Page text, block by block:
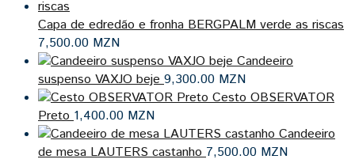
Capa de edredão e fronha BERGPALM verde as riscas
7,500.00 MZN
Candeeiro
suspenso VAXJO beje 9,300.00 MZN
Cesto OBSERVATOR
Preto 1,400.00 MZN
Candeeiro
de mesa LAUTERS castanho 7,500.00 MZN